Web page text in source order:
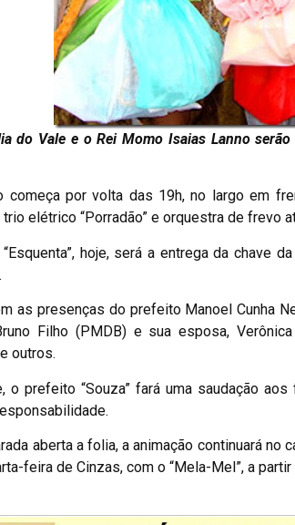
do Vale e o Rei Momo Isaias Lanno
começa por volta das 19h, no largo em
trio elétrico “Porradão” e orquestra de frevo
hoje, será a entrega da chave
as presenças do prefeito Manoel Cunha
Filho (PMDB) e sua esposa,
outros.
o prefeito “Souza” fará uma saudação
aberta a folia, a animação continuará
feira de Cinzas, com o “Mela-Mel”, a